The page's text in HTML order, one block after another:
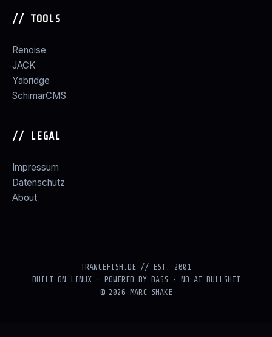
// TOOLS
Renoise
JACK
Yabridge
SchimarCMS
// LEGAL
Impressum
Datenschutz
About
TRANCEFISH.DE // EST. 2001
BUILT ON LINUX · POWERED BY BASS · NO AI BULLSHIT
© 2026 MARC SHAKE